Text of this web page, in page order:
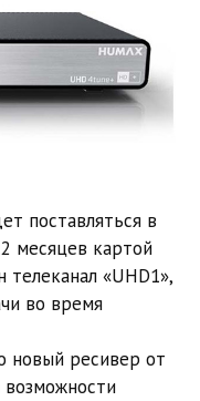
поставляться в
месяцев картой
«UHD1»,
во время
новый ресивер от